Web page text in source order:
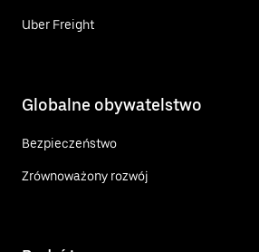
Uber Freight
Globalne obywatelstwo
Bezpieczeństwo
Zrównoważony rozwój